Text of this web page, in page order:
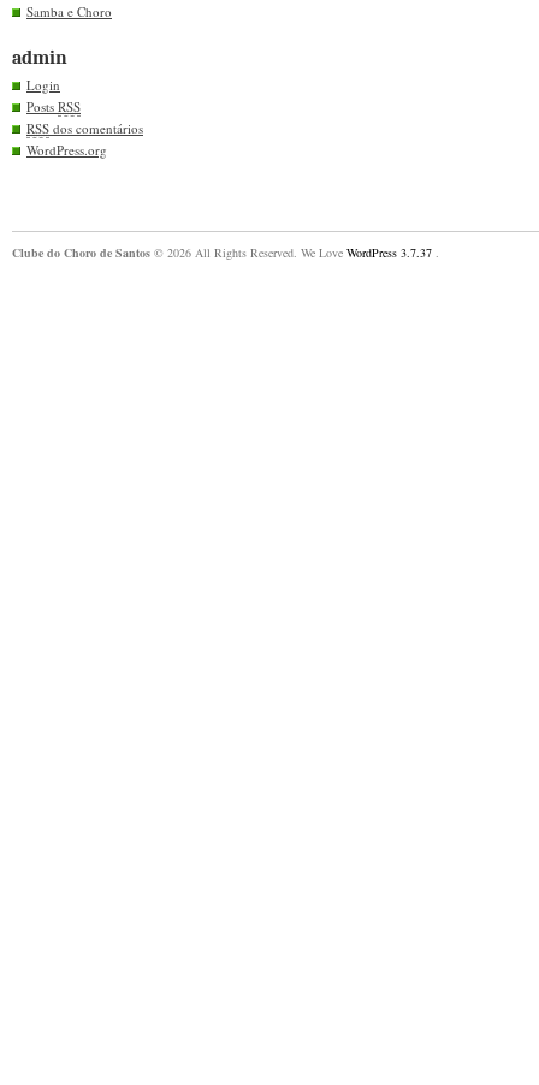
Samba e Choro
admin
Login
Posts RSS
RSS dos comentários
WordPress.org
Clube do Choro de Santos © 2026 All Rights Reserved. We Love WordPress 3.7.37 .